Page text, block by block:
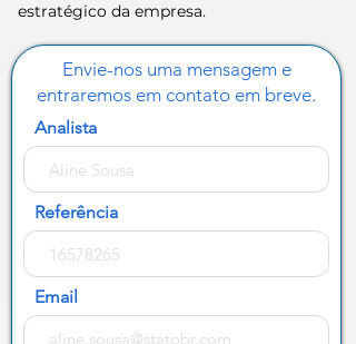
estratégico da empresa.
Envie-nos uma mensagem e
entraremos em contato em breve.
Analista
Referência
Email